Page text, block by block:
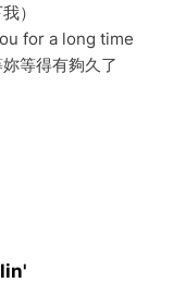
）
for a long time
等得有夠久了